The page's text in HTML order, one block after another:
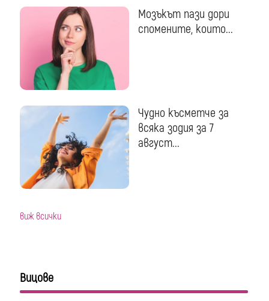
Мозъкът пази дори
спомените, които...
Чудно късметче за
всяка зодия за 7
август...
виж всички
Вицове